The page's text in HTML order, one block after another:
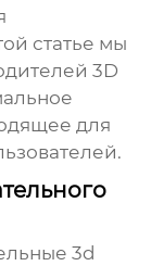
статье мы
3D
для
3d